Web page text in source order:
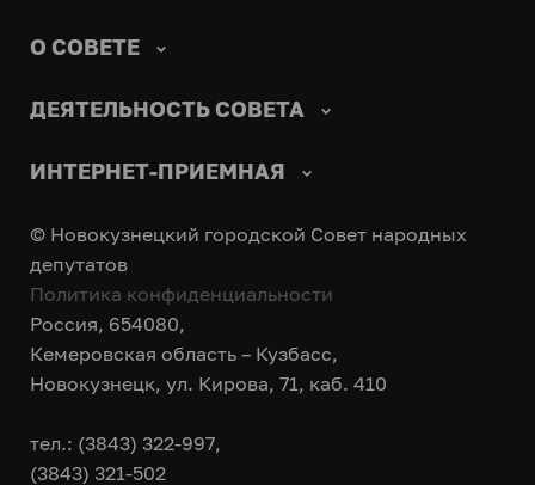
О СОВЕТЕ
ДЕЯТЕЛЬНОСТЬ СОВЕТА
ИНТЕРНЕТ-ПРИЕМНАЯ
© Новокузнецкий городской Совет народных
депутатов
Политика конфиденциальности
Россия, 654080,
Кемеровская область – Кузбасс,
Новокузнецк, ул. Кирова, 71, каб. 410
тел.: (3843) 322-997,
(3843) 321-502